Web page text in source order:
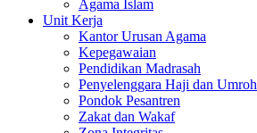
Agama Islam
Unit Kerja
Kantor Urusan Agama
Kepegawaian
Pendidikan Madrasah
Penyelenggara Haji dan Umroh
Pondok Pesantren
Zakat dan Wakaf